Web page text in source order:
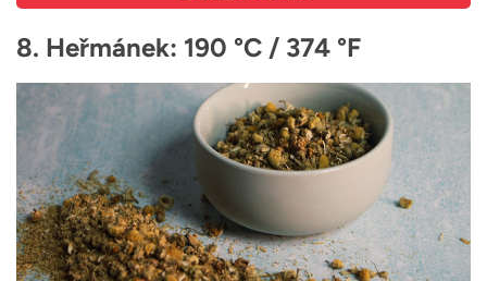
8. Heřmánek: 190 °C / 374 °F